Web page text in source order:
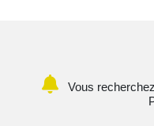
Vous recherchez